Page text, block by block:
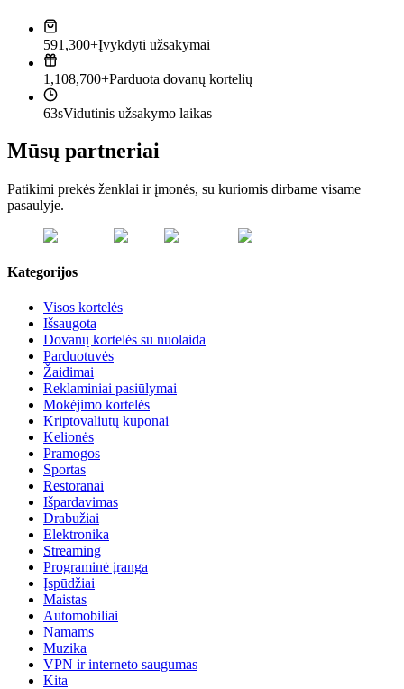
591,300+Įvykdyti užsakymai
1,108,700+Parduota dovanų kortelių
63sVidutinis užsakymo laikas
Mūsų partneriai
Patikimi prekės ženklai ir įmonės, su kuriomis dirbame visame
pasaulyje.
Kategorijos
Visos kortelės
Išsaugota
Dovanų kortelės su nuolaida
Parduotuvės
Žaidimai
Reklaminiai pasiūlymai
Mokėjimo kortelės
Kriptovaliutų kuponai
Kelionės
Pramogos
Sportas
Restoranai
Išpardavimas
Drabužiai
Elektronika
Streaming
Programinė įranga
Įspūdžiai
Maistas
Automobiliai
Namams
Muzika
VPN ir interneto saugumas
Kita